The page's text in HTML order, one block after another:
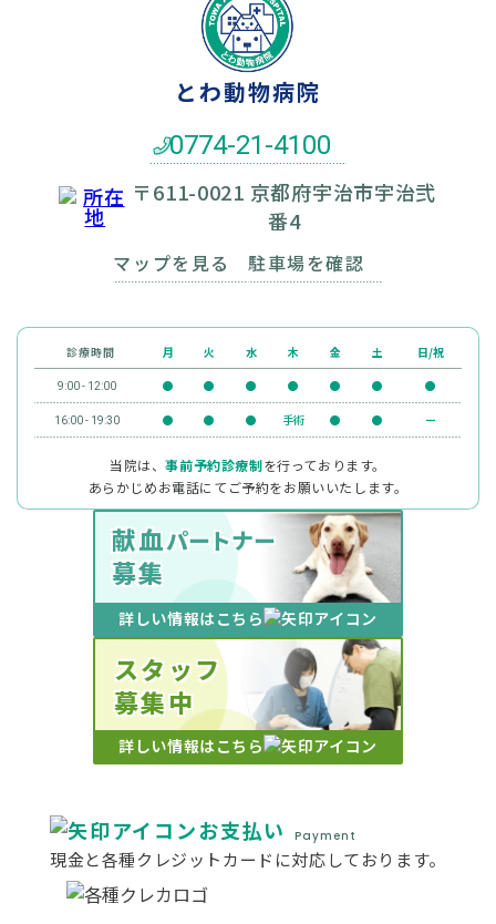
とわ動物病院
0774-21-4100
〒611-0021 京都府宇治市宇治弐
番4
マップを見る 駐車場を確認
診療時間 月 火 水 木 金 土 日/祝
9:00 - 12:00 ● ● ● ● ● ● ●
16:00 - 19:30 ● ● ● 手術 ● ● ー
当院は、事前予約診療制を行っております。
あらかじめお電話にてご予約をお願いいたします。
献血パートナー
募集
詳しい情報はこちら
スタッフ
募集中
詳しい情報はこちら
お支払い Payment
現金と各種クレジットカードに対応しております。